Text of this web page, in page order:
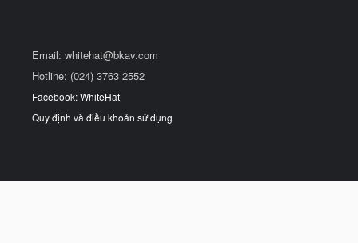
Email: whitehat@bkav.com
Hotline: (024) 3763 2552
Facebook: WhiteHat
Quy định và điều khoản sử dụng